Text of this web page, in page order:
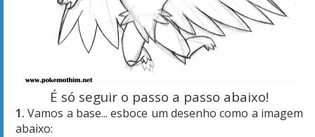
É só seguir o passo a passo abaixo!
1.Vamos a base... esboce um desenho como a imagem
abaixo: